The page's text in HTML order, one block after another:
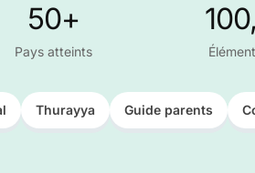
50+
Pays atteints
Thurayya Guide parents